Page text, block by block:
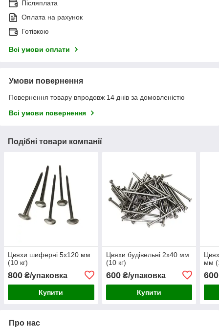
Післяплата
Оплата на рахунок
Готівкою
Всі умови оплати
Умови повернення
Повернення товару впродовж 14 днів за домовленістю
Всі умови повернення
Подібні товари компанії
Цвяхи шиферні 5х120 мм
(10 кг)
800 ₴/упаковка
Купити
Цвяхи будівельні 2х40 мм
(10 кг)
600₴/упаковка
Купити
мм
600
Про нас